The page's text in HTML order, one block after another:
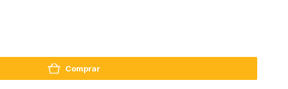
Comprar